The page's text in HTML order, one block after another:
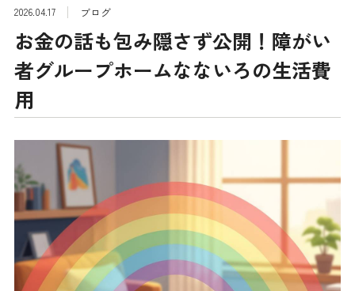
2026.04.17 ブログ
お金の話も包み隠さず公開！障がい
者グループホームなないろの生活費
用